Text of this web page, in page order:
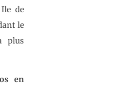
Ile de
le
plus
en